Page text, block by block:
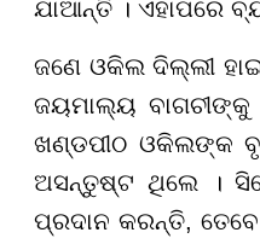
ଯାଆନ୍ତି । ଏହାପରେ
ଜଣେ ଓକିଲ ଦିଲ୍ଲୀ
ଜୟମାଲ୍ୟ
ଖଣ୍ଡପୀଠ ଓକିଲଙ୍କ
ଅସନ୍ତୁଷ୍ଟ ଥିଲେ ।
ପ୍ରଦାନ କରନ୍ତି,